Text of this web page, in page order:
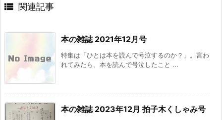
 関連記事
本の雑誌 2021年12月号
特集は「ひとは本を読んで号泣するのか？」。言わ
れてみたら、本を読んで号泣したこと ...
本の雑誌 2023年12月 拍子木くしゃみ号